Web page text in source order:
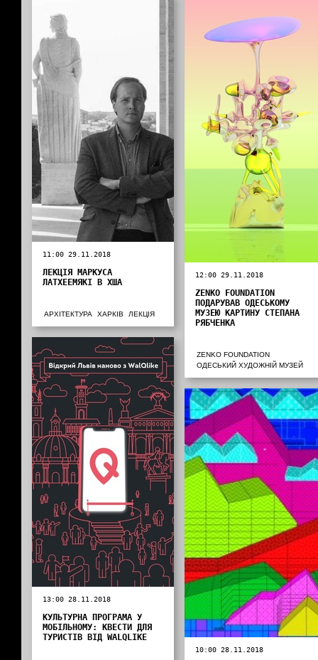
12:00 29.11.2018
ZENKO FOUNDATION
ПОДАРУВАВ ОДЕСЬКОМУ
МУЗЕЮ КАРТИНУ СТЕПАНА
РЯБЧЕНКА
ZENKO FOUNDATION
ОДЕСЬКИЙ ХУДОЖНІЙ МУЗЕЙ
11:00 29.11.2018
ЛЕКЦІЯ МАРКУСА
ЛАТХЕЕМЯКІ В ХША
АРХІТЕКТУРА ХАРКІВ ЛЕКЦІЯ
13:00 28.11.2018
КУЛЬТУРНА ПРОГРАМА У
МОБІЛЬНОМУ: КВЕСТИ ДЛЯ
ТУРИСТІВ ВІД WALQLIKE
10:00 28.11.2018